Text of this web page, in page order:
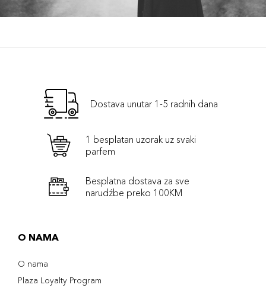
Dostava unutar 1-5 radnih dana
1 besplatan uzorak uz svaki
parfem
Besplatna dostava za sve
narudźbe preko 100KM
O NAMA
O nama
Plaza Loyalty Program